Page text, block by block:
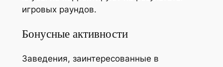
игровых раундов.
Бонусные активности
Заведения, заинтересованные в